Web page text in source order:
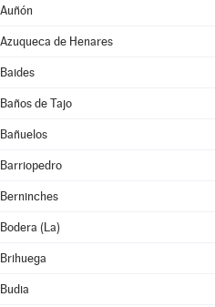
Auñón
Azuqueca de Henares
Baides
Baños de Tajo
Bañuelos
Barriopedro
Berninches
Bodera (La)
Brihuega
Budia